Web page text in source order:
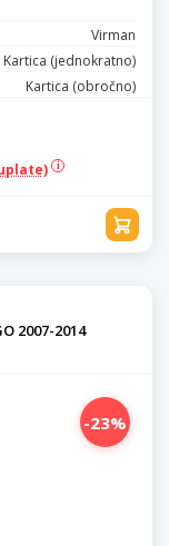
Virman
Kartica (jednokratno)
Kartica (obročno)
2007-2014
-23%